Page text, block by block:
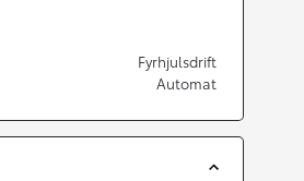
Fyrhjulsdrift
Automat